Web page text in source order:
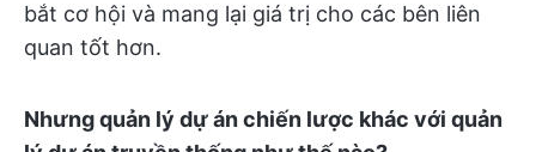
bắt cơ hội và mang lại giá trị cho các bên liên
quan tốt hơn.
Nhưng quản lý dự án chiến lược khác với quản